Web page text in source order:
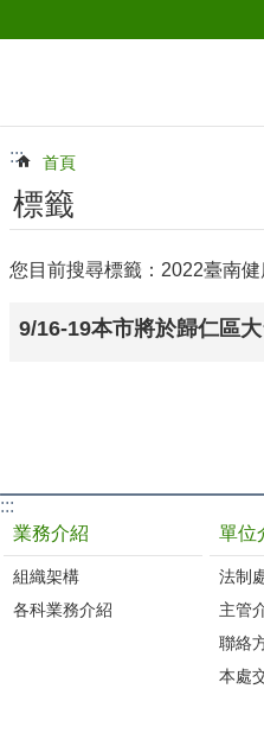
::: 首頁
標籤
您目前搜尋標籤：2022臺南
9/16-19本市將於歸仁區
:::
業務介紹
組織架構
各科業務介紹
單位
法制
主管
聯絡
本處